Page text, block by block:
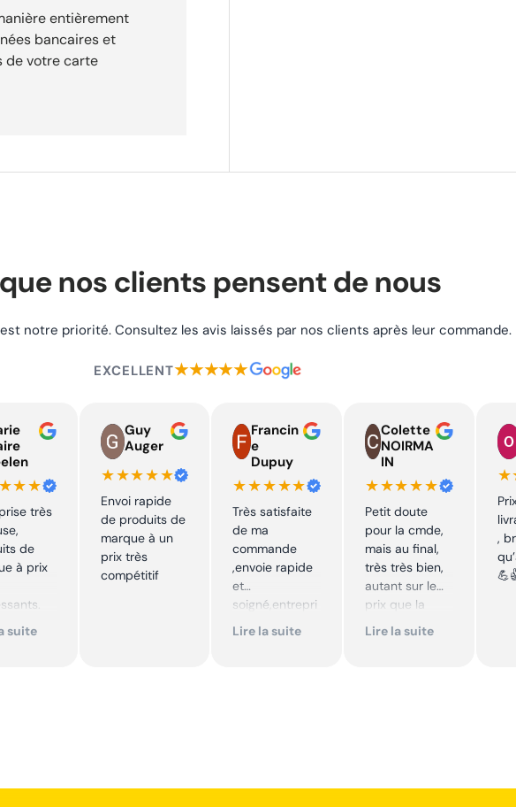
de votre
rapide
entièrement
bancaires et
de votre carte
nos clients pensent de nous
notre priorité. Consultez les avis laissés par nos clients après leur commande.
EXCELLENT★★★★★
très
de
à prix
suivi !
suite
Guy
Auger
★★★★★
Envoi rapide
de produits de
marque à un
prix très
compétitif
Francin
e
Dupuy
★★★★★
Très satisfaite
de ma
commande
,envoie rapide
et
soigné,entrepri
se sérieuse
Lire la suite
Colette
NOIRMA
IN
★★★★★
Petit doute
pour la cmde,
mais au final,
très très bien,
autant sur le
prix que la
qualité sur le
Lire la suite
,